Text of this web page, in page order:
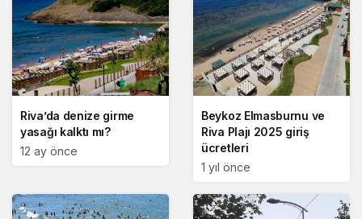
Riva’da denize girme
yasağı kalktı mı?
12 ay önce
Beykoz Elmasburnu ve
Riva Plajı 2025 giriş
ücretleri
1 yıl önce